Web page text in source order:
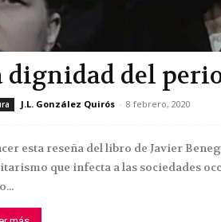
dignidad del
J.L. González Quirós - 8 febrero, 2020
esta reseña del libro de Javier
que infecta a las sociedades